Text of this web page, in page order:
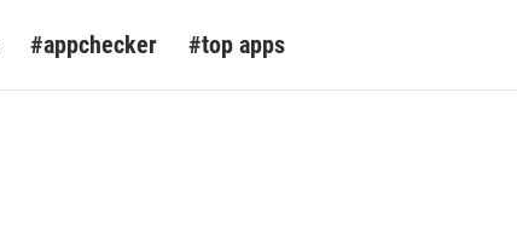
#appchecker #top apps